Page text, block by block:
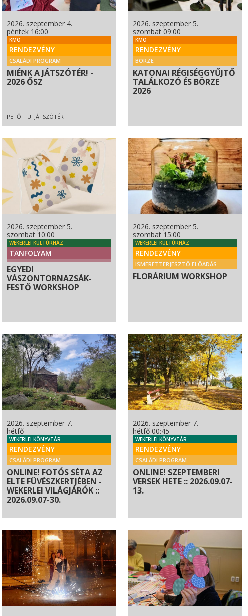
2026. szeptember 4.
péntek 16:00
KMO
RENDEZVÉNY
CSALÁDI PROGRAM
MIÉNK A JÁTSZÓTÉR! -
2026 ŐSZ
PETŐFI U. JÁTSZÓTÉR
2026. szeptember 5.
szombat 09:00
KMO
RENDEZVÉNY
BÖRZE
KATONAI RÉGISÉGGYŰJTŐ
TALÁLKOZÓ ÉS BÖRZE
2026
2026. szeptember 5.
szombat 10:00
WEKERLEI KULTÚRHÁZ
TANFOLYAM
EGYEDI
VÁSZONTORNAZSÁK-
FESTŐ WORKSHOP
2026. szeptember 5.
szombat 15:00
WEKERLEI KULTÚRHÁZ
RENDEZVÉNY
ISMERETTERJESZTŐ ELŐADÁS
FLORÁRIUM WORKSHOP
2026. szeptember 7.
hétfő -
WEKERLEI KÖNYVTÁR
RENDEZVÉNY
CSALÁDI PROGRAM
ONLINE! FOTÓS SÉTA AZ
ELTE FÜVÉSZKERTJÉBEN -
WEKERLEI VILÁGJÁRÓK ::
2026.09.07-30.
2026. szeptember 7.
hétfő 00:45
WEKERLEI KÖNYVTÁR
RENDEZVÉNY
CSALÁDI PROGRAM
ONLINE! SZEPTEMBERI
VERSEK HETE :: 2026.09.07-
13.